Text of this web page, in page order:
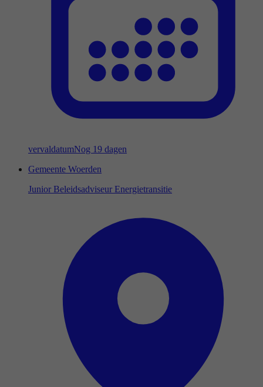
vervaldatumNog 19 dagen
Gemeente Woerden
Junior Beleidsadviseur Energietransitie